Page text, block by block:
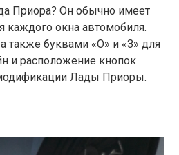
Приора? Он обычно имеет
окна автомобиля.
также буквами «О» и «З» для
и расположение кнопок
Лады Приоры.